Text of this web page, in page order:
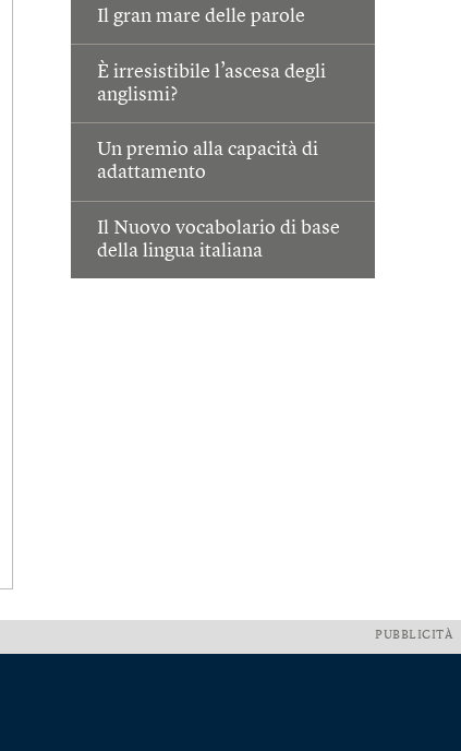
Il gran mare delle parole
È irresistibile l’ascesa degli
anglismi?
Un premio alla capacità di
adattamento
Il Nuovo vocabolario di base
della lingua italiana
PUBBLICITÀ